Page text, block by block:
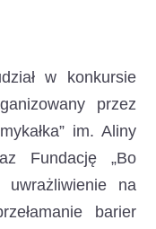
w konkursie
przez
im. Aliny
Fundację „Bo
uwrażliwienie na
barier